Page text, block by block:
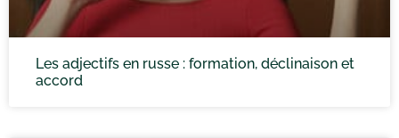
Les adjectifs en russe : formation, déclinaison et
accord